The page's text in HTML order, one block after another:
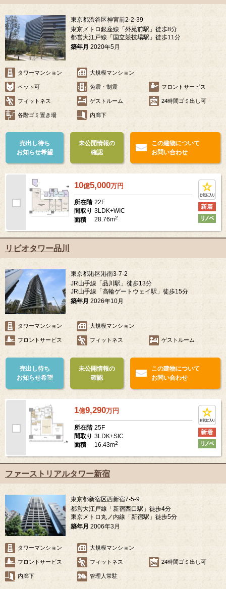
東京都渋谷区神宮前2-2-39
東京メトロ銀座線「外苑前駅」徒歩8分
都営大江戸線「国立競技場駅」徒歩11分
築年月 2020年5月
タワーマンション 大規模マンション
ペット可 免震・制震 フロントサービス
フィットネス ゲストルーム 24時間ゴミ出し可
各階ゴミ置き場 内廊下
売出し待ち
お知らせ希望
未公開情報の
確認
この建物について
お問い合わせ
10億5,000万円
所在階 22F
間取り 3LDK+WIC
面積
28.76m2
リビオタワー品川
東京都港区港南3-7-2
JR山手線「品川駅」徒歩13分
JR山手線「高輪ゲートウェイ駅」徒歩15分
築年月 2026年10月
タワーマンション 大規模マンション
フロントサービス フィットネス ゲストルーム
売出し待ち
お知らせ希望
未公開情報の
確認
この建物について
お問い合わせ
1億9,290万円
所在階 25F
間取り 3LDK+SIC
面積
16.43m2
ファーストリアルタワー新宿
東京都新宿区西新宿7-5-9
都営大江戸線「新宿西口駅」徒歩4分
東京メトロ丸ノ内線「新宿駅」徒歩5分
築年月 2006年3月
タワーマンション 大規模マンション
フロントサービス フィットネス 24時間ゴミ出し可
内廊下 管理人常駐